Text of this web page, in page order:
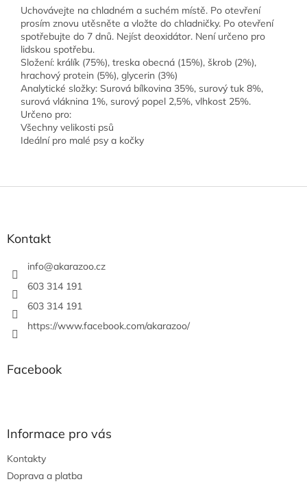
Uchovávejte na chladném a suchém místě. Po otevření
prosím znovu utěsněte a vložte do chladničky. Po otevření
spotřebujte do 7 dnů. Nejíst deoxidátor. Není určeno pro
lidskou spotřebu.
Složení: králík (75%), treska obecná (15%), škrob (2%),
hrachový protein (5%), glycerin (3%)
Analytické složky: Surová bílkovina 35%, surový tuk 8%,
surová vláknina 1%, surový popel 2,5%, vlhkost 25%.
Určeno pro:
Všechny velikosti psů
Ideální pro malé psy a kočky
Kontakt
info@akarazoo.cz
603 314 191
603 314 191
https://www.facebook.com/akarazoo/
Facebook
Informace pro vás
Kontakty
Doprava a platba